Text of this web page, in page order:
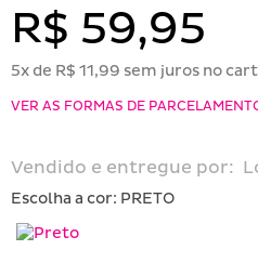
R$ 59,95
5x de R$ 11,99 sem juros no
VER AS FORMAS DE
Vendido e entregue por:
Escolha a cor: PRETO